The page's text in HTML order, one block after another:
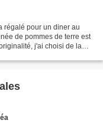
régalé pour un diner au
de pommes de terre est
j'ai choisi de la